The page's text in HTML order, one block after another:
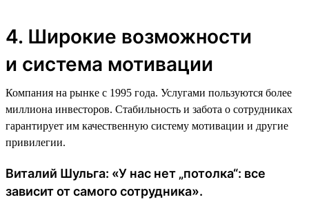
4. Широкие возможности
и система мотивации
Компания на рынке с 1995 года. Услугами пользуются более
миллиона инвесторов. Стабильность и забота о сотрудниках
гарантирует им качественную систему мотивации и другие
привилегии.
Виталий Шульга: «У нас нет „потолка“: все
зависит от самого сотрудника».